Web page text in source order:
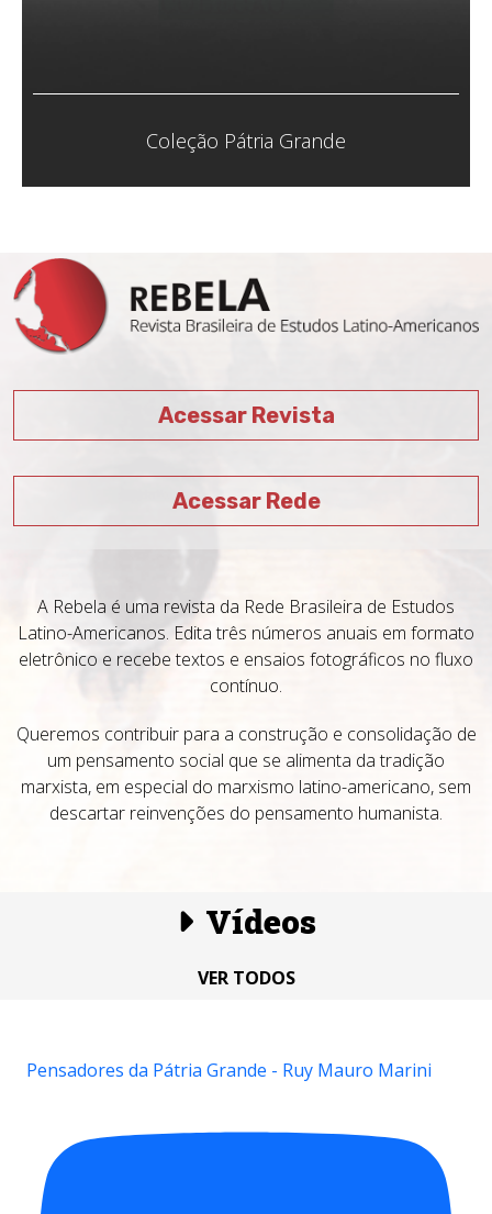
Coletivo Veias Abertas
Acessar Revista
Acessar Rede
A Rebela é uma revista da Rede Brasileira de Estudos
Latino-Americanos. Edita três números anuais em formato
eletrônico e recebe textos e ensaios fotográficos no fluxo
contínuo.
Queremos contribuir para a construção e consolidação de
um pensamento social que se alimenta da tradição
marxista, em especial do marxismo latino-americano, sem
descartar reinvenções do pensamento humanista.
Vídeos
VER TODOS
Pensadores da Pátria Grande - Ruy Mauro Marini